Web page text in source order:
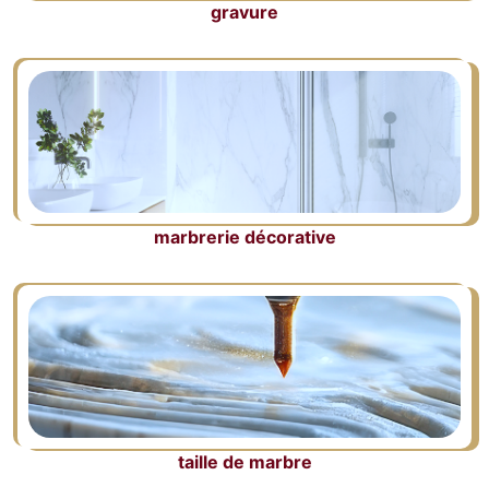
gravure
marbrerie décorative
taille de marbre